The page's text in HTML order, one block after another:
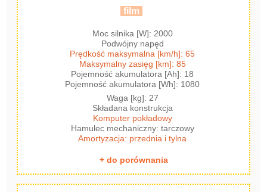
film
Moc silnika [W]: 2000
Podwójny napęd
Prędkość maksymalna [km/h]: 65
Maksymalny zasięg [km]: 85
Pojemność akumulatora [Ah]: 18
Pojemność akumulatora [Wh]: 1080
Waga [kg]: 27
Składana konstrukcja
Komputer pokładowy
Hamulec mechaniczny: tarczowy
Amortyzacja: przednia i tylna
+ do porównania